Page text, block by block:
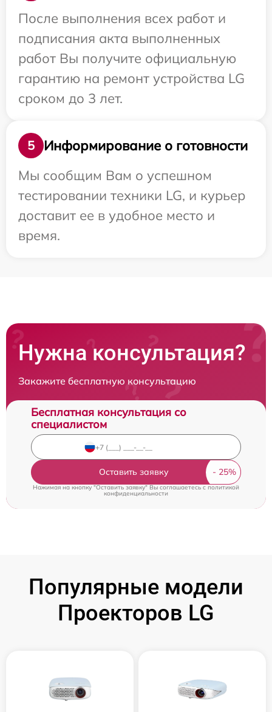
После выполнения всех работ и
подписания акта выполненных
работ Вы получите официальную
гарантию на ремонт устройства LG
сроком до 3 лет.
5
Информирование о готовности
Мы сообщим Вам о успешном
тестировании техники LG, и курьер
доставит ее в удобное место и
время.
Нужна консультация?
Закажите бесплатную консультацию
Бесплатная консультация со
специалистом
Оставить заявку
Нажимая на кнопку "Оставить заявку" Вы соглашаетесь cполитикой
конфиденциальности
Популярные модели
Проекторов LG